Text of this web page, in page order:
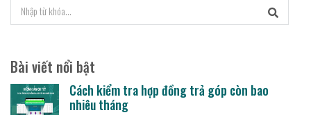
Bài viết nổi bật
Cách kiểm tra hợp đồng trả góp còn bao
nhiêu tháng